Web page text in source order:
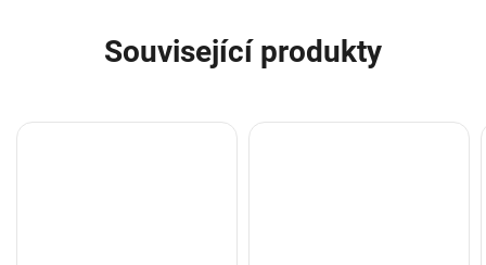
Související produkty